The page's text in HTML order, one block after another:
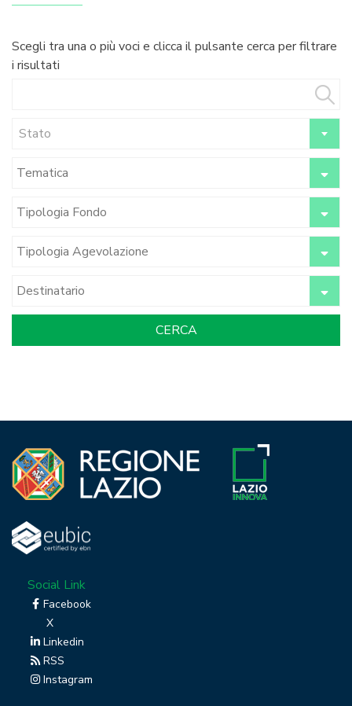
Scegli tra una o più voci e clicca il pulsante cerca per filtrare
i risultati
Stato
Social Link
Facebook
X
Linkedin
RSS
Instagram